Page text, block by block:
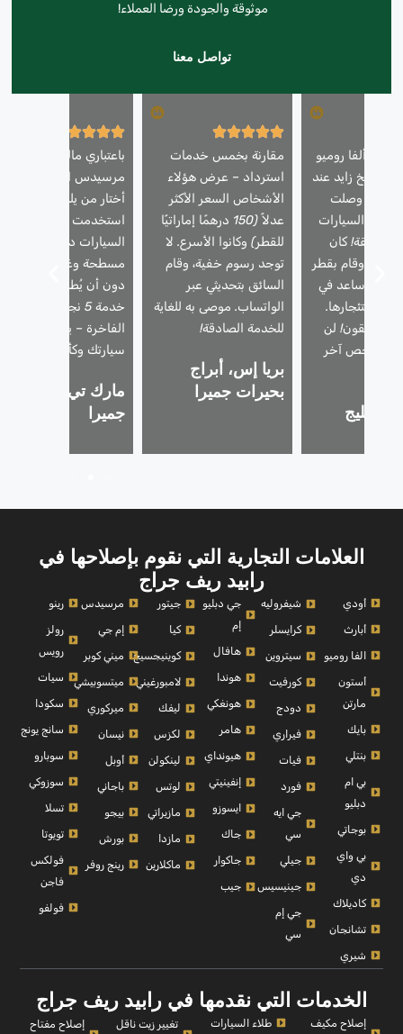
موثوقة والجودة ورضا العملاء!
تواصل معنا
ألفا روميو
الشيخ زايد عند
– وصلت
السيارات
دبي في 25 دقيقة! كان
وقام بقطر
وساعد في
استئجارها.
المطلقون! لن
أي شخص آخر
الخليج
مقارنة بخمس خدمات
استرداد – عرض هؤلاء
الأشخاص السعر الأكثر
عدلاً (150 درهمًا إماراتيًا
للقطر) وكانوا الأسرع. لا
توجد رسوم خفية، وقام
السائق بتحديثي عبر
الواتساب. موصى به للغاية
للخدمة الصادقة!
بريا إس، أبراج
بحيرات جميرا
باعتباري مالك سيارة
مرسيدس ايه ام جي،
أختار من يلمس سيارتي.
استخدمت شركة
السيارات دبي شاحنة
مسطحة وغطت مقاعدي
دون أن يُطلب مني ذلك.
خدمة 5 نجوم للمركبات
الفاخرة – يتعاملون مع
سيارتك وكأنها سيارتهم.
مارك تي، نخلة
جميرا
العلامات التجارية التي نقوم بإصلاحها في
رابيد ريف جراج
أودي
أبارث
الفا روميو
أستون
مارتن
بايك
بنتلي
بي ام
دبليو
بوجاتي
بي واي
دي
كاديلاك
تشانجان
شيري
شيفروليه
كرايسلر
سيتروين
كورفيت
دودج
فيراري
فيات
فورد
جي ايه
سي
جيلي
جينيسيس
جي إم
سي
جي دبليو
إم
هافال
هوندا
هونغكي
هامر
هيونداي
إنفينيتي
ايسوزو
جاك
جاكوار
جيب
جيتور
كيا
كوينيجسيج
لامبورغيني
ليفك
لكزس
لينكولن
لوتس
مازيراتي
مازدا
ماكلارين
مرسيدس
إم جي
ميني كوبر
ميتسوبيشي
ميركوري
نيسان
أوبل
باجاني
بيجو
بورش
رينج روفر
رينو
رولز
رويس
سيات
سكودا
سانج يونج
سوبارو
سوزوكي
تسلا
تويوتا
فولكس
فاجن
فولفو
الخدمات التي نقدمها في رابيد ريف جراج
إصلاح مكيف
طلاء السيارات
تغيير زيت ناقل
إصلاح مفتاح